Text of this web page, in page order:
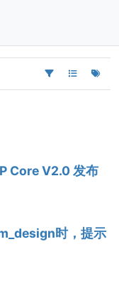
Core V2.0 发布
时，提示